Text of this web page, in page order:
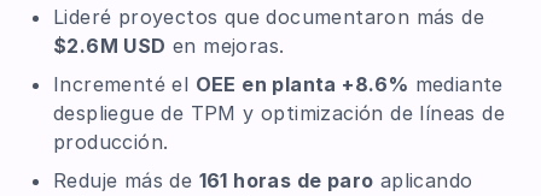
Lideré proyectos que documentaron más de
$2.6M USD en mejoras.
Incrementé el OEE en planta +8.6% mediante
despliegue de TPM y optimización de líneas de
producción.
Reduje más de 161 horas de paro aplicando